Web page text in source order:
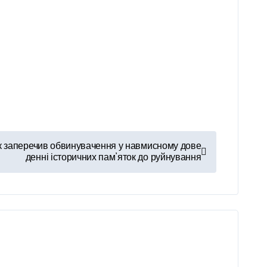
заперечив обвинувачення у навмисному дове
денні історичних пам’яток до руйнування